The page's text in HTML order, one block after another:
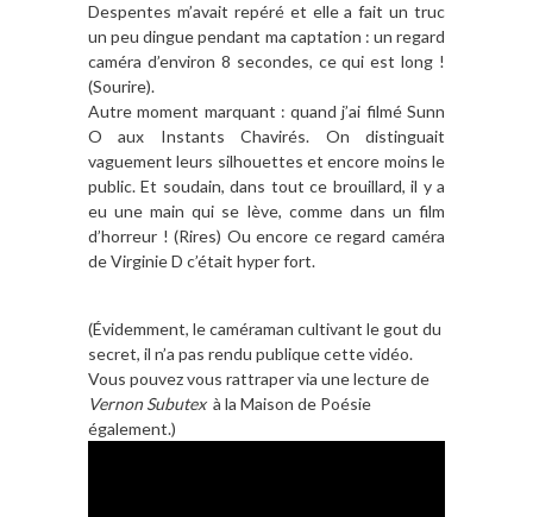
Despentes m’avait repéré et elle a fait un truc
un peu dingue pendant ma captation : un regard
caméra d’environ 8 secondes, ce qui est long !
(Sourire).
Autre moment marquant : quand j’ai filmé Sunn
O aux Instants Chavirés. On distinguait
vaguement leurs silhouettes et encore moins le
public. Et soudain, dans tout ce brouillard, il y a
eu une main qui se lève, comme dans un film
d’horreur ! (Rires) Ou encore ce regard caméra
de Virginie D c’était hyper fort.
(Évidemment, le caméraman cultivant le gout du
secret, il n’a pas rendu publique cette vidéo.
Vous pouvez vous rattraper via une lecture de
Vernon Subutex à la Maison de Poésie
également.)